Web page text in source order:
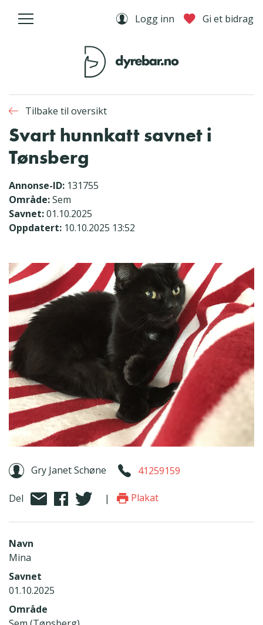
Logg inn Gi et bidrag
Tilbake til oversikt
Svart hunnkatt savnet i
Tønsberg
Annonse-ID: 131755
Område:Sem
Savnet:01.10.2025
Oppdatert: 10.10.2025 13:52
Gry Janet Schøne 41259159
Del | Plakat
Navn
Mina
Savnet
01.10.2025
Område